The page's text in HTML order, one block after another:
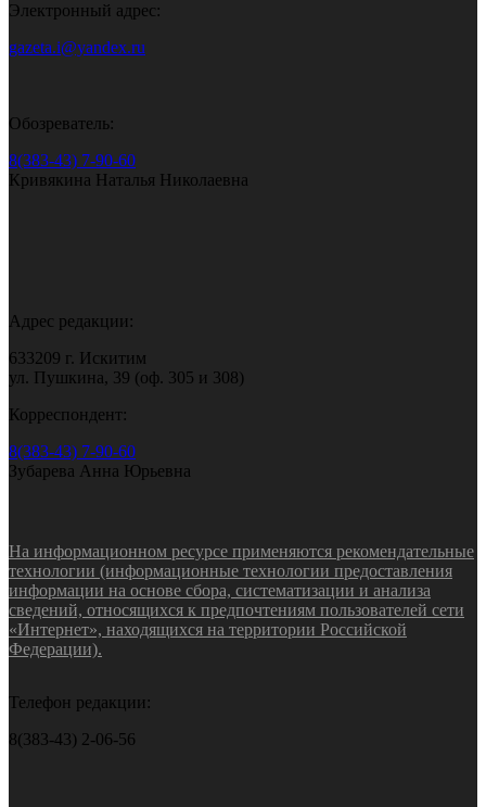
Электронный адрес:
gazeta.i@yandex.ru
Обозреватель:
8(383-43) 7-90-60
Кривякина Наталья Николаевна
Адрес редакции:
633209 г. Искитим
ул. Пушкина, 39 (оф. 305 и 308)
Корреспондент:
8(383-43) 7-90-60
Зубарева Анна Юрьевна
На информационном ресурсе применяются рекомендательные
технологии (информационные технологии предоставления
информации на основе сбора, систематизации и анализа
сведений, относящихся к предпочтениям пользователей сети
«Интернет», находящихся на территории Российской
Федерации).
Телефон редакции:
8(383-43) 2-06-56